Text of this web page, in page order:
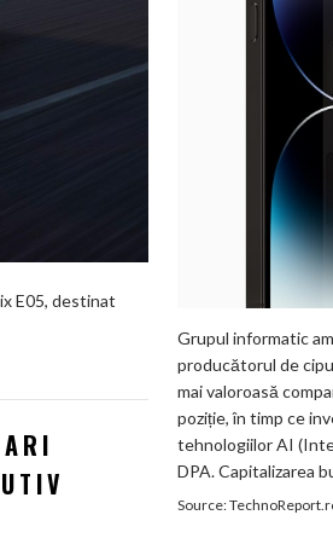
E05, destinat
Grupul informatic
producătorul de
mai valoroasă
poziție, în timp ce
tehnologiilor AI
DPA. Capitalizarea
Source: